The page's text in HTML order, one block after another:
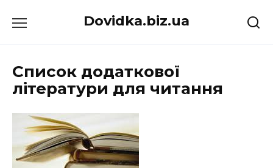
до
Dovidka.biz.ua
Список додаткової
літератури для читання